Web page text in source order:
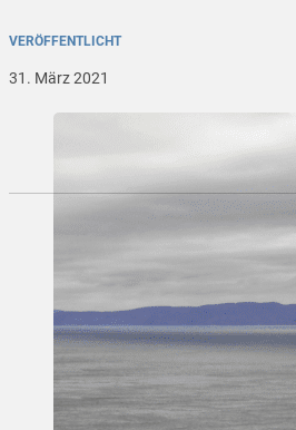
VERÖFFENTLICHT
31. März 2021